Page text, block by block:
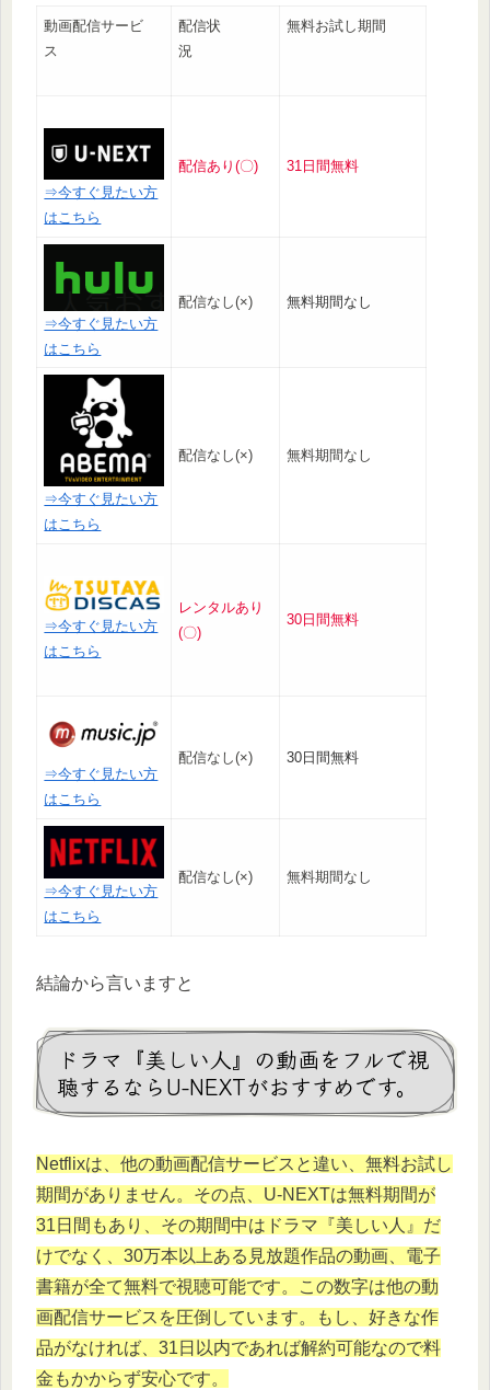
動画配信サービ
ス
配信状
況
無料お試し期間
⇒今すぐ見たい方
はこちら
配信あり(〇) 31日間無料
⇒今すぐ見たい方
はこちら
配信なし(×) 無料期間なし
⇒今すぐ見たい方
はこちら
配信なし(×) 無料期間なし
⇒今すぐ見たい方
はこちら
レンタルあり
(〇)
30日間無料
⇒今すぐ見たい方
はこちら
配信なし(×) 30日間無料
⇒今すぐ見たい方
はこちら
配信なし(×) 無料期間なし
結論から言いますと
ドラマ『美しい人』の動画をフルで視
聴するならU-NEXTがおすすめです。
Netflixは、他の動画配信サービスと違い、無料お試し
期間がありません。その点、U-NEXTは無料期間が
31日間もあり、その期間中はドラマ『美しい人 』だ
けでなく、30万本以上ある見放題作品の動画、電子
書籍が全て無料で視聴可能です。この数字は他の動
画配信サービスを圧倒しています。もし、好きな作
品がなければ、31日以内であれば解約可能なので料
金もかからず安心です。